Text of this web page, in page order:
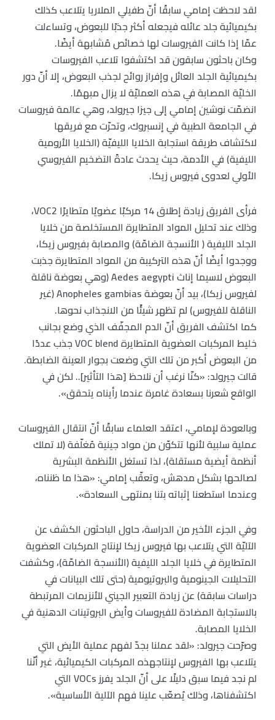
لقد لاحظت إمامي سابقًا أنّ طفيلي الملاريا يتلاعب كذلك
بكيميائية جلد عائله فيجعله أكثر جذبًا للبعوض، وتساءلت
عمّا إذا كانت الفيروسات لها خصائص مُشابهة أيضًا.
وكان باحثون سابقون قد اكتشفوا تلاعب الفيروسات
بكيميائية الجلد العائل وإفراز روائح لجذب البعوض، إلا أنّ دور
الخليّة المصابة في هذه العمليّة لا يزال مبهمًا.
انضمّت نوشين إمامي إلى جيزا جيرولد، وهي عالمة فيروسات
في الجامعة الطبية في إنسبروك، وتحرّت مع فريقها
لاكتشاف طريقة استجابة الخلايا الليفيّة (الخلايا الأرومية
الليفية) في الأدمة، حيث يحدث عادةً التضخيم الفيروسي
الأولي لعدوى فيروس زيكا.
فرأى الفريق زيادة إطلاق 14 مركبًا عضويًا متطايرًا VOC2،
وذلك عند تحليل المواد المتطايرة المستخلصة من خلايا
الجلد الليفية ( الأنسجة الضامّة) والمصابة بفيروس زيكا،
ووجدوا أيضًا أنّ هذه التركيبة من المواد المتطايرة جذبت
البعوض لاسيما إناث Aedes aegypti (وهي بعوضة ناقلة
لفيروس زيكا)، بيد أنّ بعوضة Anopheles gambias (غير
الناقلة للفيروس) لم تظهر شيئًا من الانجذاب نحوها.
كما اكتشف الفريق أنّ الدم المجفّف الذي وضع بجانب
خليط المركبات العضوية المتطايرة VOC blend جذب عددًا
من البعوض أكبر من تلك التي وضعت بجوار العينة الضابطة.
قالت جيرولد: «كنّا نرغب أن نلاحظ [هذا التأثير].. لكن في
الواقع شعرنا بسعادة غامرة عندما رأيناه يتحقق».
وبالعودة لإمامي، اعتقد العلماء سابقًا أنّ انتقال الفيروسات
عملية سلبية لأنها تتكوّن من مواد جينية مُغلّفة (لا تملك
أنظمة أيضية مستقلة)، لذا تستغل الأنظمة البشرية
لصالحها بشكل مدهش، وتعقّب إمامي: «هذا ما ظنناه،
وعندما استطعنا إثباته بتنا بمنتهى السعادة».
وفي الجزء الأخير من الدراسة، حاول الباحثون الكشف عن
الآليّة التي يتلاعب بها فيروس زيكا لإنتاج المركبات العضوية
المتطايرة في خلايا الجلد الليفية (الأنسجة الضامّة)، وكشفت
التحليلات الجينومية والبروتيومية (حتى تلك البيانات في
دراسات سابقة) عن زيادة التعبير الجيني للأنزيمات المرتبطة
بالاستجابة المضادة للفيروسات وأيض البروتينات الدهنية في
الخلايا المصابة.
وصرّحت جيرولد: «لقد عملنا بجدّ لفهم عملية الأيض التي
يتلاعب بها الفيروس لإنتاجهذه المركبات الكيميائية، غير أنّنا
لم نجد فيما سبق دليلًا على أنّ الجلد يفرز VOCs التي
اكتشفناها، وذلك يُصعّب علينا فهم الآلية الأساسية».